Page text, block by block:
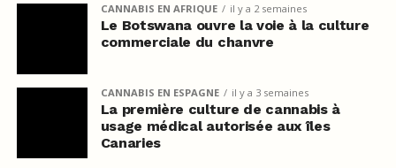
CANNABIS EN AFRIQUE il y a 2 semaines
Le Botswana ouvre la voie à la culture
commerciale du chanvre
CANNABIS EN ESPAGNE il y a 3 semaines
La première culture de cannabis à
usage médical autorisée aux îles
Canaries